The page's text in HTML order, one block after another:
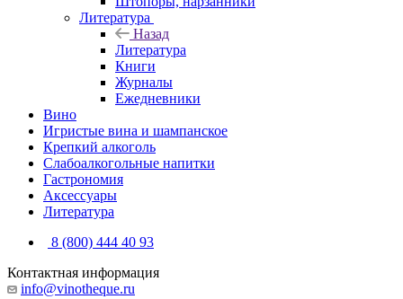
Литература
Назад
Литература
Книги
Журналы
Ежедневники
Вино
Игристые вина и шампанское
Крепкий алкоголь
Слабоалкогольные напитки
Гастрономия
Аксессуары
Литература
8 (800) 444 40 93
Контактная информация
info@vinotheque.ru